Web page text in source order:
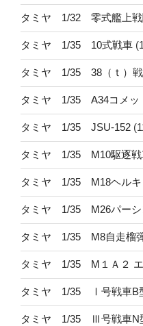
タミヤ 1/32 零式艦上戦
タミヤ 1/35 10式戦車
タミヤ 1/35 38（ｔ）
タミヤ 1/35 A34コメッ
タミヤ 1/35 JSU-152
タミヤ 1/35 M10駆逐戦
タミヤ 1/35 M18ヘルキ
タミヤ 1/35 M26パーシ
タミヤ 1/35 M8自走榴
タミヤ 1/35 M１Ａ２ エ
タミヤ 1/35 Ⅰ号戦車B
タミヤ 1/35 Ⅲ号戦車N